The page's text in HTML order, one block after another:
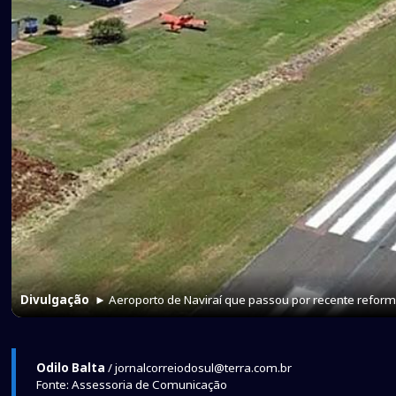
Divulgação ► Aeroporto de Naviraí que passou por recente
Odilo Balta / jornalcorreiodosul@terra.com.br
Fonte: Assessoria de Comunicação